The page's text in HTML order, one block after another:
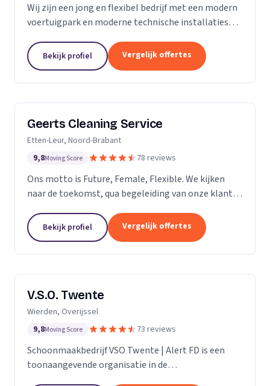
Wij zijn een jong en flexibel bedrijf met een modern
voertuigpark en moderne technische installaties
zowel voor Particulier als zakelijke klanten....
Bekijk profiel Vergelijk offertes
Geerts Cleaning Service
Etten-Leur, Noord-Brabant
9,8Moving Score 78 reviews
Ons motto is Future, Female, Flexible. We kijken
naar de toekomst, qua begeleiding van onze klanten
vrouwelijke ondernemers behandelen wij ons
personeel...
Bekijk profiel Vergelijk offertes
V.S.O. Twente
Wierden, Overijssel
9,8Moving Score 73 reviews
Schoonmaakbedrijf VSO Twente | Alert FD is een
toonaangevende organisatie in de